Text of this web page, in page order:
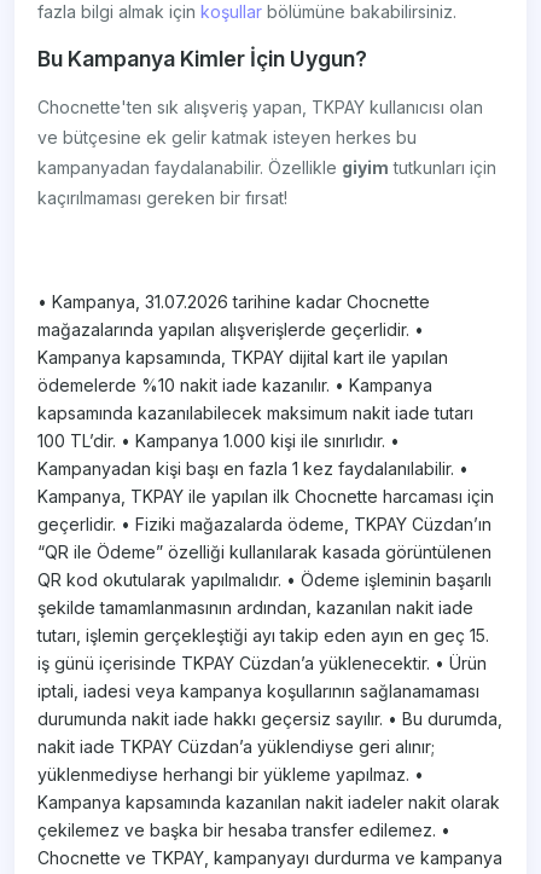
fazla bilgi almak içinkoşullar bölümüne bakabilirsiniz.
Bu Kampanya Kimler İçin Uygun?
Chocnette'ten sık alışveriş yapan, TKPAY kullanıcısı olan
ve bütçesine ek gelir katmak isteyen herkes bu
kampanyadan faydalanabilir. Özellikle giyim tutkunları için
kaçırılmaması gereken bir fırsat!
• Kampanya, 31.07.2026 tarihine kadar Chocnette
mağazalarında yapılan alışverişlerde geçerlidir. •
Kampanya kapsamında, TKPAY dijital kart ile yapılan
ödemelerde %10 nakit iade kazanılır. • Kampanya
kapsamında kazanılabilecek maksimum nakit iade tutarı
100 TL’dir. • Kampanya 1.000 kişi ile sınırlıdır. •
Kampanyadan kişi başı en fazla 1 kez faydalanılabilir. •
Kampanya, TKPAY ile yapılan ilk Chocnette harcaması için
geçerlidir. • Fiziki mağazalarda ödeme, TKPAY Cüzdan’ın
“QR ile Ödeme” özelliği kullanılarak kasada görüntülenen
QR kod okutularak yapılmalıdır. • Ödeme işleminin başarılı
şekilde tamamlanmasının ardından, kazanılan nakit iade
tutarı, işlemin gerçekleştiği ayı takip eden ayın en geç 15.
iş günü içerisinde TKPAY Cüzdan’a yüklenecektir. • Ürün
iptali, iadesi veya kampanya koşullarının sağlanamaması
durumunda nakit iade hakkı geçersiz sayılır. • Bu durumda,
nakit iade TKPAY Cüzdan’a yüklendiyse geri alınır;
yüklenmediyse herhangi bir yükleme yapılmaz. •
Kampanya kapsamında kazanılan nakit iadeler nakit olarak
çekilemez ve başka bir hesaba transfer edilemez. •
Chocnette ve TKPAY, kampanyayı durdurma ve kampanya